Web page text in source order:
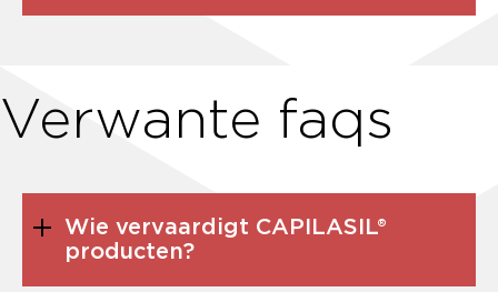
Verwante faqs
Wie vervaardigt CAPILASIL®
producten?